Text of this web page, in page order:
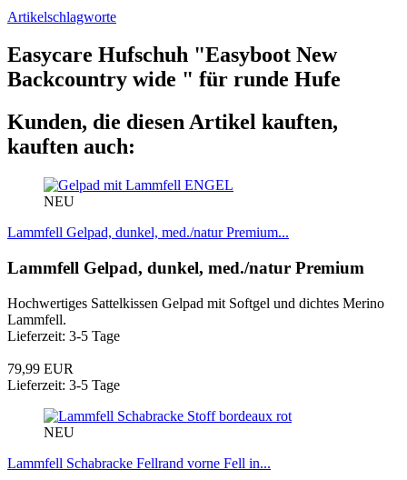
Artikelschlagworte
Easycare Hufschuh "Easyboot New
Backcountry wide " für runde Hufe
Kunden, die diesen Artikel kauften,
kauften auch:
ENGEL
NEU
Lammfell Gelpad, dunkel, med./natur Premium...
Lammfell Gelpad, dunkel, med./natur Premium
Hochwertiges Sattelkissen Gelpad mit Softgel und dichtes Merino
Lammfell.
Lieferzeit: 3-5 Tage
79,99 EUR
Lieferzeit: 3-5 Tage
NEU
Lammfell Schabracke Fellrand vorne Fell in...